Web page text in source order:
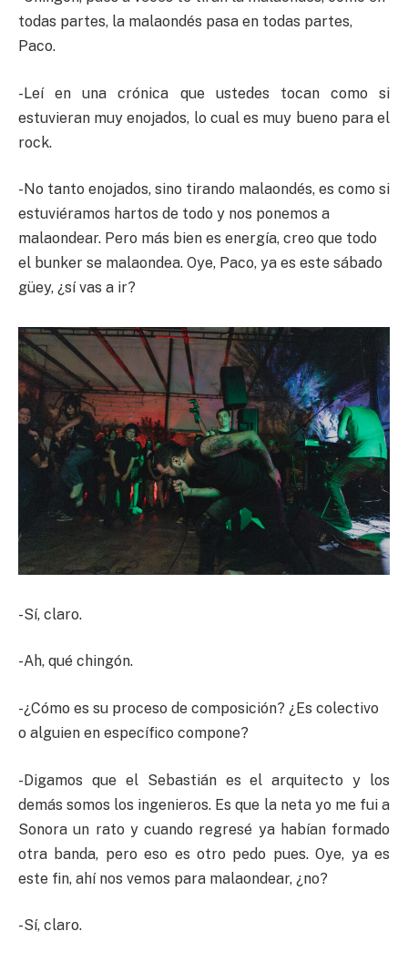
todas partes, la malaondés pasa en todas partes,
Paco.
-Leí en una crónica que ustedes tocan como si
estuvieran muy enojados, lo cual es muy bueno para el
rock.
-No tanto enojados, sino tirando malaondés, es como si
estuviéramos hartos de todo y nos ponemos a
malaondear. Pero más bien es energía, creo que todo
el bunker se malaondea. Oye, Paco, ya es este sábado
güey, ¿sí vas a ir?
-Sí, claro.
-Ah, qué chingón.
-¿Cómo es su proceso de composición? ¿Es colectivo
o alguien en específico compone?
-Digamos que el Sebastián es el arquitecto y los
demás somos los ingenieros. Es que la neta yo me fui a
Sonora un rato y cuando regresé ya habían formado
otra banda, pero eso es otro pedo pues. Oye, ya es
este fin, ahí nos vemos para malaondear, ¿no?
-Sí, claro.